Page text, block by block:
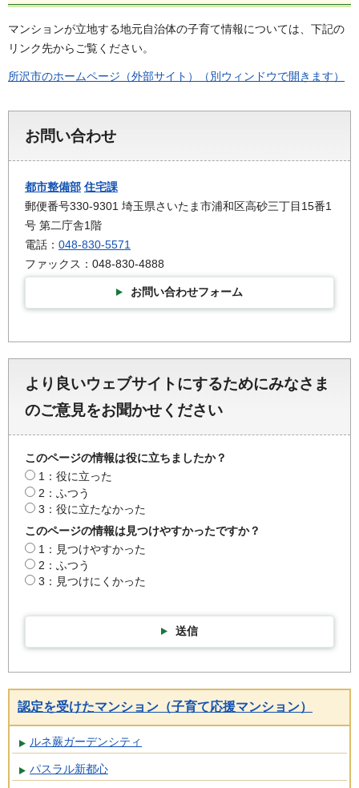
マンションが立地する地元自治体の子育て情報については、下記の
リンク先からご覧ください。
所沢市のホームページ（外部サイト）（別ウィンドウで開きます）
お問い合わせ
都市整備部 住宅課
郵便番号330-9301 埼玉県さいたま市浦和区高砂三丁目15番1
号 第二庁舎1階
電話： 048-830-5571
ファックス：048-830-4888
お問い合わせフォーム
より良いウェブサイトにするためにみなさま
のご意見をお聞かせください
このページの情報は役に立ちましたか？
1：役に立った
2：ふつう
3：役に立たなかった
このページの情報は見つけやすかったですか？
1：見つけやすかった
2：ふつう
3：見つけにくかった
送信
認定を受けたマンション（子育て応援マンション）
ルネ蕨ガーデンシティ
パスラル新都心